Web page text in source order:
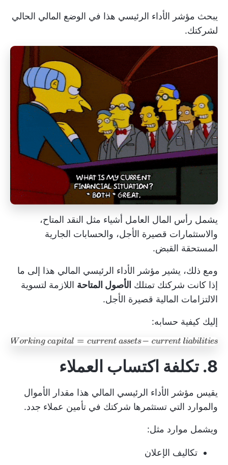
يبحث مؤشر الأداء الرئيسي هذا في الوضع المالي الحالي
لشركتك.
يشمل رأس المال العامل أشياء مثل النقد المتاح،
والاستثمارات قصيرة الأجل، والحسابات الجارية
المستحقة القبض.
ومع ذلك، يشير مؤشر الأداء الرئيسي المالي هذا إلى ما
إذا كانت شركتك تمتلك الأصول المتاحة اللازمة لتسوية
الالتزامات المالية قصيرة الأجل.
إليك كيفية حسابه:
8. تكلفة اكتساب العملاء
يقيس مؤشر الأداء الرئيسي المالي هذا مقدار الأموال
والموارد التي تستثمرها شركتك في تأمين عملاء جدد.
ويشمل موارد مثل:
تكاليف الإعلان